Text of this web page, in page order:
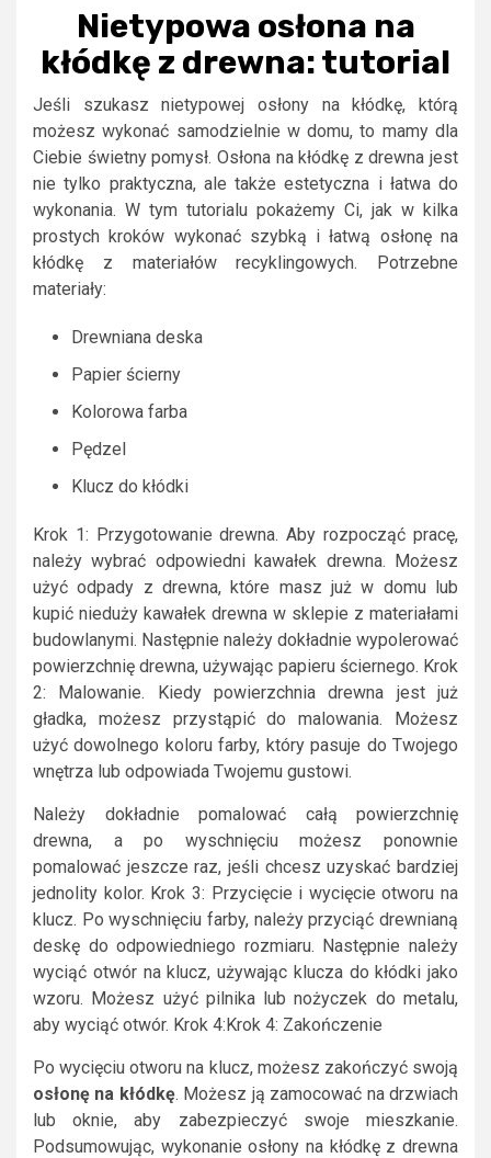
Nietypowa osłona na
kłódkę z drewna: tutorial
Jeśli szukasz nietypowej osłony na kłódkę, którą
możesz wykonać samodzielnie w domu, to mamy dla
Ciebie świetny pomysł. Osłona na kłódkę z drewna jest
nie tylko praktyczna, ale także estetyczna i łatwa do
wykonania. W tym tutorialu pokażemy Ci, jak w kilka
prostych kroków wykonać szybką i łatwą osłonę na
kłódkę z materiałów recyklingowych. Potrzebne
materiały:
Drewniana deska
Papier ścierny
Kolorowa farba
Pędzel
Klucz do kłódki
Krok 1: Przygotowanie drewna. Aby rozpocząć pracę,
należy wybrać odpowiedni kawałek drewna. Możesz
użyć odpady z drewna, które masz już w domu lub
kupić nieduży kawałek drewna w sklepie z materiałami
budowlanymi. Następnie należy dokładnie wypolerować
powierzchnię drewna, używając papieru ściernego. Krok
2: Malowanie. Kiedy powierzchnia drewna jest już
gładka, możesz przystąpić do malowania. Możesz
użyć dowolnego koloru farby, który pasuje do Twojego
wnętrza lub odpowiada Twojemu gustowi.
Należy dokładnie pomalować całą powierzchnię
drewna, a po wyschnięciu możesz ponownie
pomalować jeszcze raz, jeśli chcesz uzyskać bardziej
jednolity kolor. Krok 3: Przycięcie i wycięcie otworu na
klucz. Po wyschnięciu farby, należy przyciąć drewnianą
deskę do odpowiedniego rozmiaru. Następnie należy
wyciąć otwór na klucz, używając klucza do kłódki jako
wzoru. Możesz użyć pilnika lub nożyczek do metalu,
aby wyciąć otwór. Krok 4:Krok 4: Zakończenie
Po wycięciu otworu na klucz, możesz zakończyć swoją
osłonę na kłódkę. Możesz ją zamocować na drzwiach
lub oknie, aby zabezpieczyć swoje mieszkanie.
Podsumowując, wykonanie osłony na kłódkę z drewna